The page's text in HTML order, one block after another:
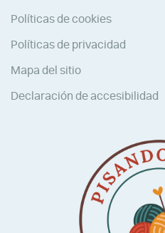
Políticas de cookies
Políticas de privacidad
Mapa del sitio
Declaración de accesibilidad